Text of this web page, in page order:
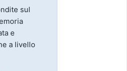
sul
e
a livello